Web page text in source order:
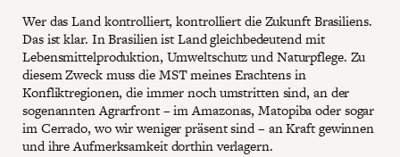
Wer das Land kontrolliert, kontrolliert die Zukunft Brasiliens.
Das ist klar. In Brasilien ist Land gleichbedeutend mit
Lebensmittelproduktion, Umweltschutz und Naturpflege. Zu
diesem Zweck muss die MST meines Erachtens in
Konfliktregionen, die immer noch umstritten sind, an der
sogenannten Agrarfront – im Amazonas, Matopiba oder sogar
im Cerrado, wo wir weniger präsent sind – an Kraft gewinnen
und ihre Aufmerksamkeit dorthin verlagern.